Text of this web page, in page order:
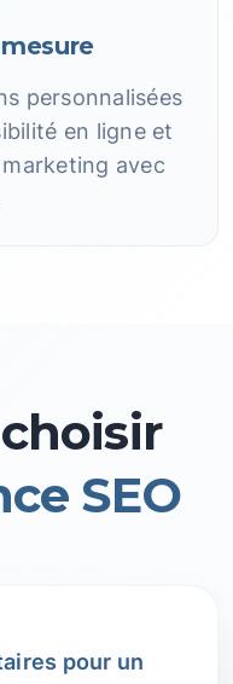
personnalisées
en ligne et
avec
SEO
pour un